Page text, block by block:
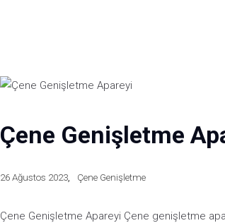
Çene Genişletme
26 Ağustos 2023 Çene Genişletme
Çene Genişletme Apareyi Çene genişletme